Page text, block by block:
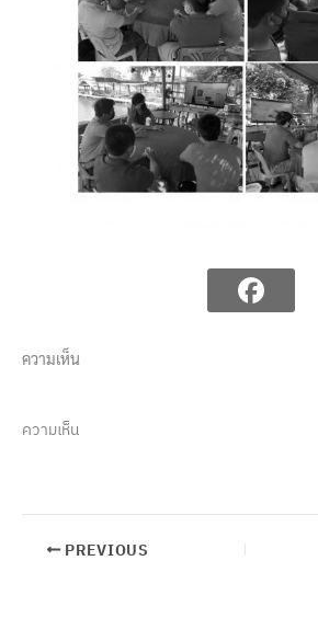
ความเห็น
ความเห็น
PREVIOUS